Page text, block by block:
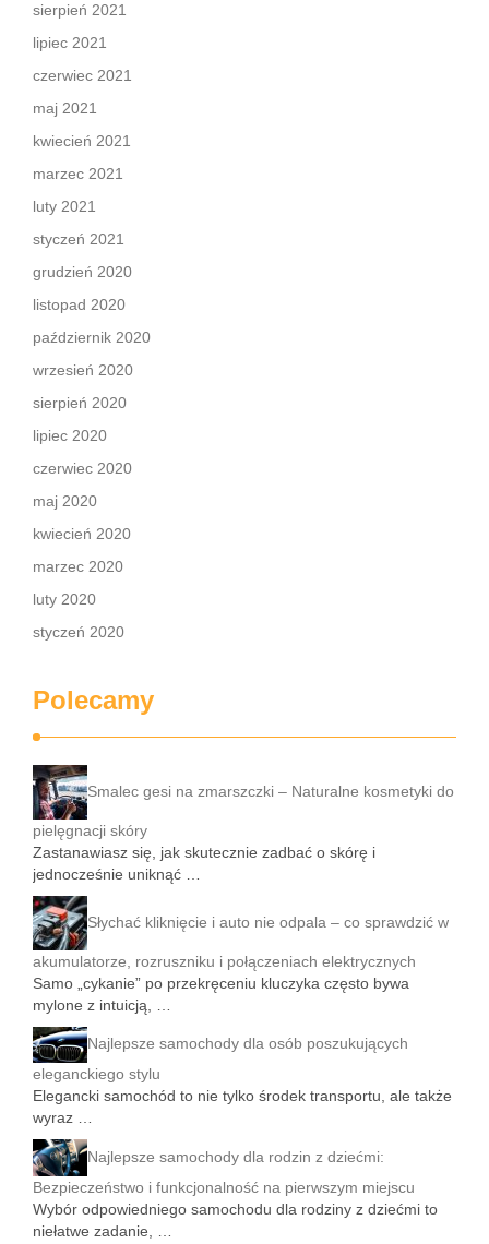
sierpień 2021
lipiec 2021
czerwiec 2021
maj 2021
kwiecień 2021
marzec 2021
luty 2021
styczeń 2021
grudzień 2020
listopad 2020
październik 2020
wrzesień 2020
sierpień 2020
lipiec 2020
czerwiec 2020
maj 2020
kwiecień 2020
marzec 2020
luty 2020
styczeń 2020
Polecamy
Smalec gesi na zmarszczki – Naturalne kosmetyki do
pielęgnacji skóry
Zastanawiasz się, jak skutecznie zadbać o skórę i
jednocześnie uniknąć …
Słychać kliknięcie i auto nie odpala – co sprawdzić w
akumulatorze, rozruszniku i połączeniach elektrycznych
Samo „cykanie” po przekręceniu kluczyka często bywa
mylone z intuicją, …
Najlepsze samochody dla osób poszukujących
eleganckiego stylu
Elegancki samochód to nie tylko środek transportu, ale także
wyraz …
Najlepsze samochody dla rodzin z dziećmi:
Bezpieczeństwo i funkcjonalność na pierwszym miejscu
Wybór odpowiedniego samochodu dla rodziny z dziećmi to
niełatwe zadanie, …